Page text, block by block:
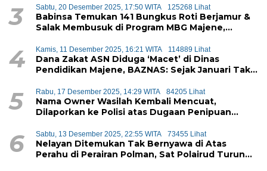
3 Sabtu, 20 Desember 2025, 17:50 WITA 125268 Lihat
Babinsa Temukan 141 Bungkus Roti Berjamur &
Salak Membusuk di Program MBG Majene,
4 Kamis, 11 Desember 2025, 16:21 WITA 114889 Lihat
Dana Zakat ASN Diduga ‘Macet’ di Dinas
Pendidikan Majene, BAZNAS: Sejak Januari Tak
5 Rabu, 17 Desember 2025, 14:29 WITA 84205 Lihat
Nama Owner Wasilah Kembali Mencuat,
Dilaporkan ke Polisi atas Dugaan Penipuan
6 Sabtu, 13 Desember 2025, 22:55 WITA 73455 Lihat
Nelayan Ditemukan Tak Bernyawa di Atas
Perahu di Perairan Polman, Sat Polairud Turun